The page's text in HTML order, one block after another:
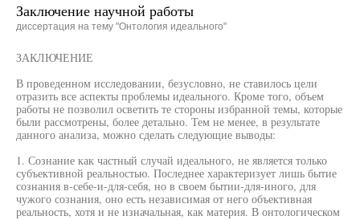
Заключение научной работы
диссертация на тему "Онтология идеального"
ЗАКЛЮЧЕНИЕ
В проведенном исследовании, безусловно, не ставилось цели
отразить все аспекты проблемы идеального. Кроме того, объем
работы не позволил осветить те стороны избранной темы, которые
были рассмотрены, более детально. Тем не менее, в результате
данного анализа, можно сделать следующие выводы:
1. Сознание как частный случай идеального, не является только
субъективной реальностью. Последнее характеризует лишь бытие
сознания в-себе-и-для-себя, но в своем бытии-для-иного, для
чужого сознания, оно есть независимая от него объективная
реальность, хотя и не изначальная, как материя. В онтологическом